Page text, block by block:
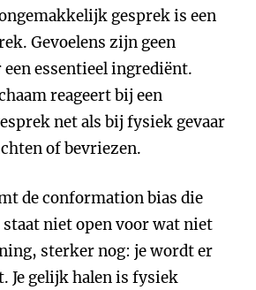
gesprek is een
Gevoelens zijn geen
essentieel ingrediënt.
reageert bij een
net als bij fysiek gevaar
of bevriezen.
de conformation bias die
staat niet open voor wat niet
sterker nog: je wordt er
Je gelijk halen is fysiek